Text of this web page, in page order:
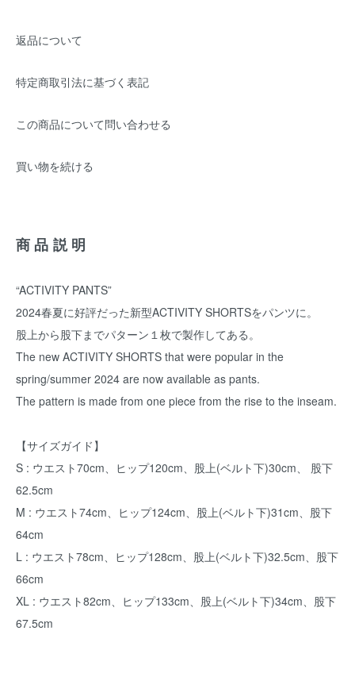
返品について
特定商取引法に基づく表記
この商品について問い合わせる
買い物を続ける
商品説明
“ACTIVITY PANTS”
2024春夏に好評だった新型ACTIVITY SHORTSをパンツに。
股上から股下までパターン１枚で製作してある。
The new ACTIVITY SHORTS that were popular in the
spring/summer 2024 are now available as pants.
The pattern is made from one piece from the rise to the inseam.
【サイズガイド】
S : ウエスト70cm、ヒップ120cm、股上(ベルト下)30cm、 股下
62.5cm
M : ウエスト74cm、ヒップ124cm、股上(ベルト下)31cm、股下
64cm
L : ウエスト78cm、ヒップ128cm、股上(ベルト下)32.5cm、股下
66cm
XL : ウエスト82cm、ヒップ133cm、股上(ベルト下)34cm、股下
67.5cm